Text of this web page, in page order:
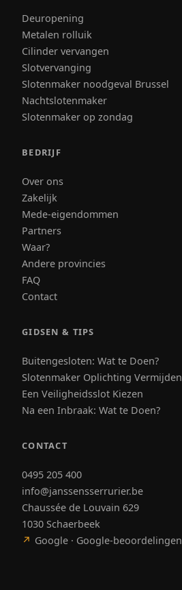
Deuropening
Metalen rolluik
Cilinder vervangen
Slotvervanging
Slotenmaker noodgeval Brussel
Nachtslotenmaker
Slotenmaker op zondag
BEDRIJF
Over ons
Zakelijk
Mede-eigendommen
Partners
Waar?
Andere provincies
FAQ
Contact
GIDSEN & TIPS
Buitengesloten: Wat te Doen?
Slotenmaker Oplichting Vermijden
Een Veiligheidsslot Kiezen
Na een Inbraak: Wat te Doen?
CONTACT
0495 205 400
info@janssensserrurier.be
Chaussée de Louvain 629
1030 Schaerbeek
↗ Google · Google-beoordelingen